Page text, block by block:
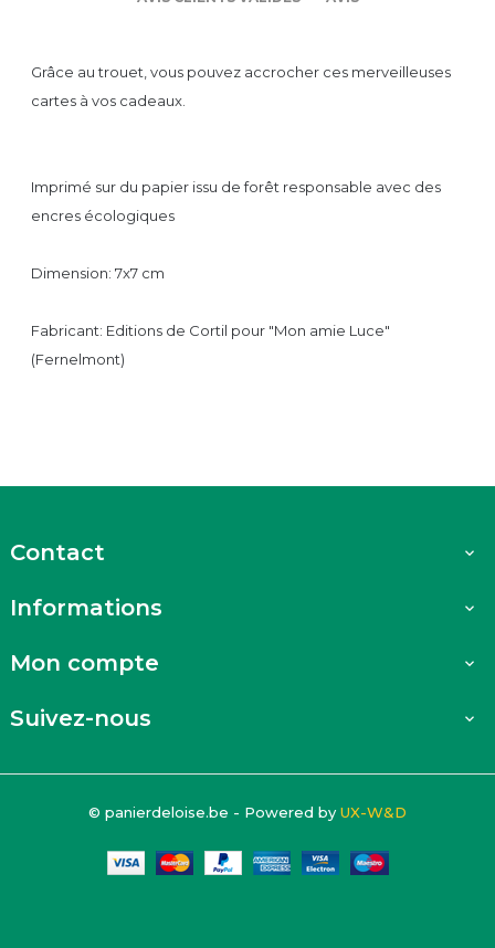
Grâce au trouet, vous pouvez accrocher ces merveilleuses
cartes à vos cadeaux.
Imprimé sur du papier issu de forêt responsable avec des
encres écologiques
Dimension: 7x7 cm
Fabricant: Editions de Cortil pour "Mon amie Luce"
(Fernelmont)
Contact 
Informations 
Mon compte 
Suivez-nous 
© panierdeloise.be - Powered by UX-W&D